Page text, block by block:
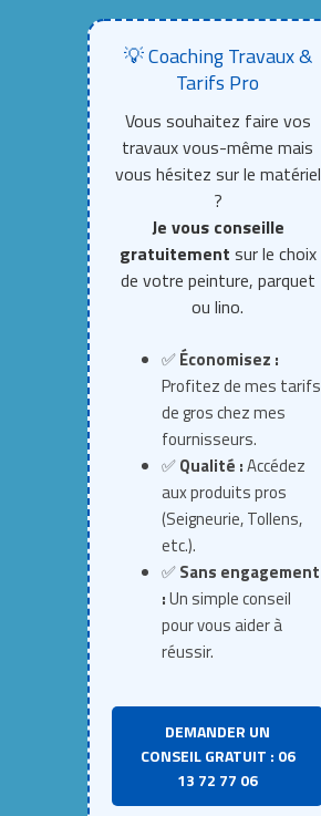
💡 Coaching Travaux &
Tarifs Pro
Vous souhaitez faire vos
travaux vous-même mais
vous hésitez sur le matériel
?
Je vous conseille
gratuitement sur le choix
de votre peinture, parquet
ou lino.
✅Économisez :
Profitez de mes tarifs
de gros chez mes
fournisseurs.
✅Qualité :Accédez
aux produits pros
(Seigneurie, Tollens,
etc.).
✅Sans engagement
:Un simple conseil
pour vous aider à
réussir.
DEMANDER UN
CONSEIL GRATUIT : 06
13 72 77 06